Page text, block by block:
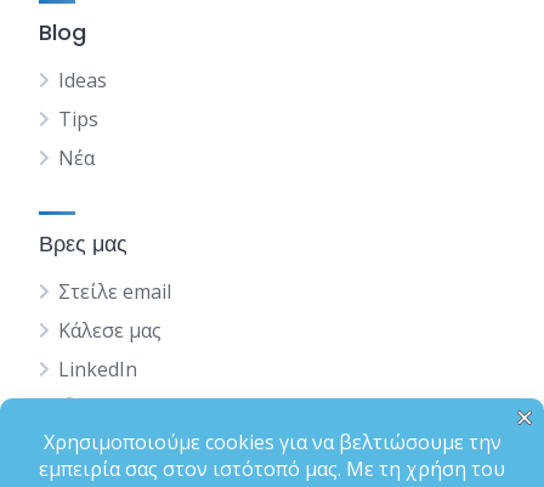
Blog
Ideas
Tips
Νέα
Βρες μας
Στείλε email
Κάλεσε μας
LinkedIn